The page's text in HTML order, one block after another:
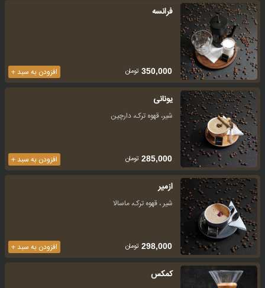
فرانسه
افزودن به سبد + 350,000 تومان
یونانی
شیر، قهوه ترک، دارچین
افزودن به سبد + 285,000 تومان
ازمیر
شیر ، قهوه ترک، ماسالا
افزودن به سبد + 298,000 تومان
کمکس